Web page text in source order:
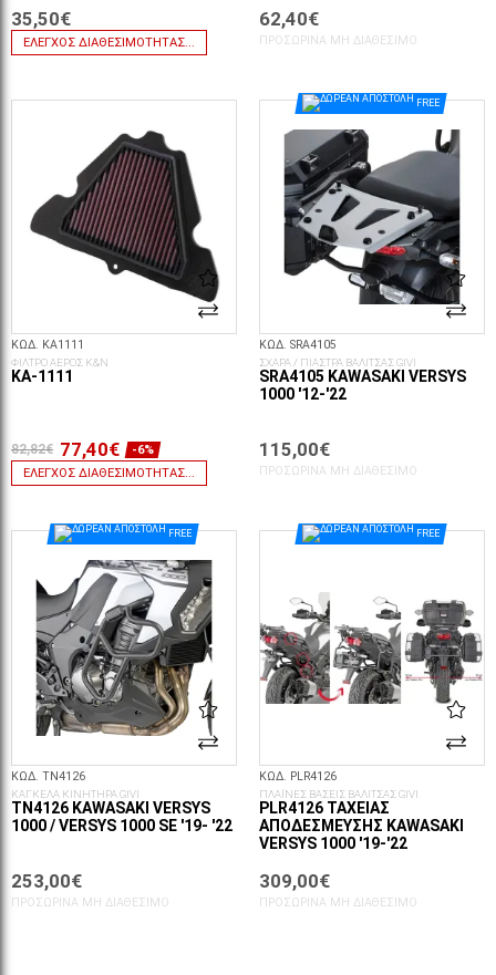
35,50€
ΈΛΕΓΧΟΣ ΔΙΑΘΕΣΙΜΌΤΗΤΑΣ...
62,40€
ΠΡΟΣΩΡΙΝΆ ΜΗ ΔΙΑΘΈΣΙΜΟ
ΚΩΔ. KA1111
ΦΙΛΤΡΟ ΑΕΡΟΣ K&N
KA-1111
82,82€ 77,40€
-6%
ΈΛΕΓΧΟΣ ΔΙΑΘΕΣΙΜΌΤΗΤΑΣ...
FREE
ΚΩΔ. SRA4105
ΣΧΑΡΑ / ΠΙΑΣΤΡΑ ΒΑΛΙΤΣΑΣ GIVI
SRA4105 KAWASAKI VERSYS
1000 '12-'22
115,00€
ΠΡΟΣΩΡΙΝΆ ΜΗ ΔΙΑΘΈΣΙΜΟ
FREE
ΚΩΔ. TN4126
ΚΑΓΚΕΛΑ ΚΙΝΗΤΗΡΑ GIVI
TN4126 KAWASAKI VERSYS
1000 / VERSYS 1000 SE '19- '22
253,00€
ΠΡΟΣΩΡΙΝΆ ΜΗ ΔΙΑΘΈΣΙΜΟ
FREE
ΚΩΔ. PLR4126
ΠΛΑΪΝΕΣ ΒΑΣΕΙΣ ΒΑΛΙΤΣΑΣ GIVI
PLR4126 ΤΑΧΕΊΑΣ
ΑΠΟΔΈΣΜΕΥΣΗΣ KAWASAKI
VERSYS 1000 '19-'22
309,00€
ΠΡΟΣΩΡΙΝΆ ΜΗ ΔΙΑΘΈΣΙΜΟ